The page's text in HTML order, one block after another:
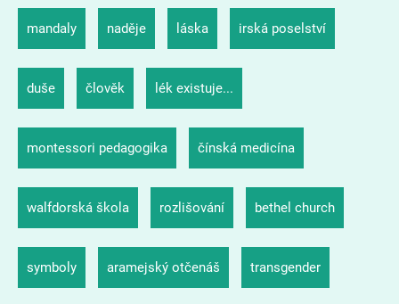
mandaly naděje láska irská poselství
duše člověk lék existuje...
montessori pedagogika čínská medicína
walfdorská škola rozlišování bethel church
symboly aramejský otčenáš transgender